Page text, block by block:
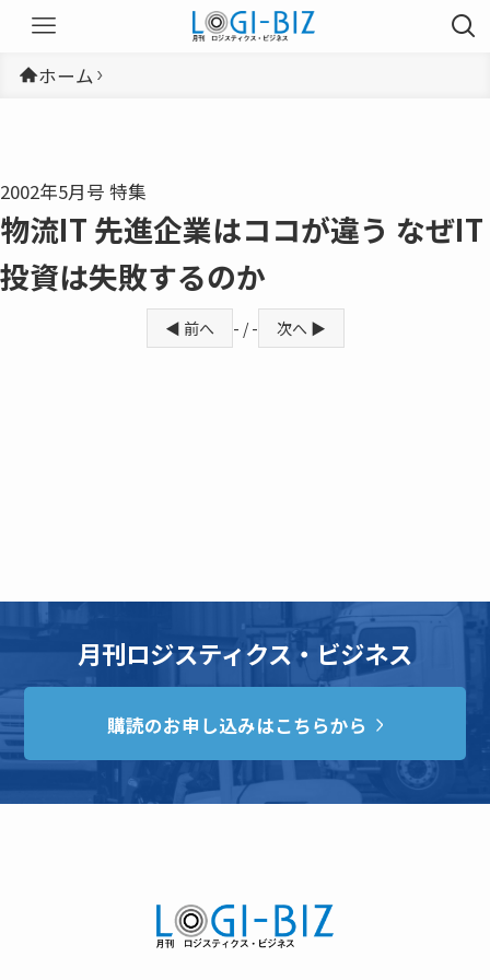
ホーム
2002年5月号 特集
物流IT 先進企業はココが違う なぜIT
投資は失敗するのか
◀ 前へ - / - 次へ ▶
月刊ロジスティクス・ビジネス
購読のお申し込みはこちらから